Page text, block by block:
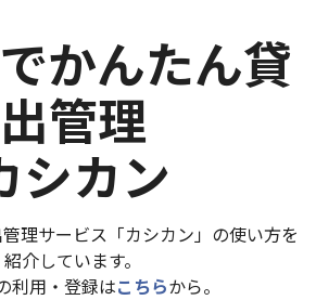
かんたん貸
出管理
シカン
理サービス「カシカン」の使い方を
紹介しています。
利用・登録はこちらから。